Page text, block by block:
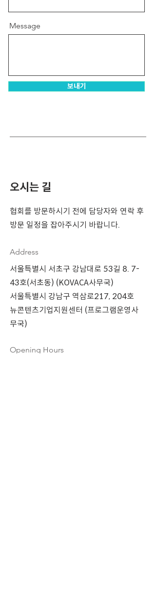
Message
보내기
오시는 길
협회를 방문하시기 전에 담당자와 연락 후
방문 일정을 잡아주시기 바랍니다.
Address
서울특별시 서초구 강남대로 53길 8. 7-
43호(서초동) (KOVACA사무국)
서울특별시 강남구 역삼로217, 204호
뉴콘텐츠기업지원센터 (프로그램운영사
무국)
Opening Hours